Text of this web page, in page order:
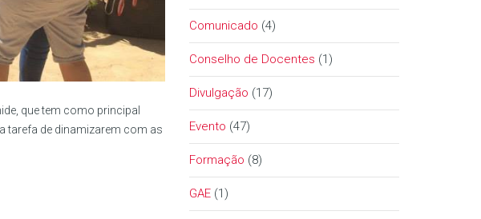
que tem como principal
tarefa de dinamizarem com as
Comunicado (4)
Conselho de Docentes (1)
Divulgação (17)
Evento (47)
Formação (8)
GAE(1)